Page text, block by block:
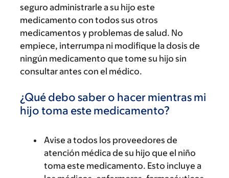
seguro administrarle a su hijo este
medicamento con todos sus otros
medicamentos y problemas de salud. No
empiece, interrumpa ni modifique la dosis de
ningún medicamento que tome su hijo sin
consultar antes con el médico.
¿Qué debo saber o hacer mientras mi
hijo toma este medicamento?
Avise a todos los proveedores de
atención médica de su hijo que el niño
toma este medicamento. Esto incluye a